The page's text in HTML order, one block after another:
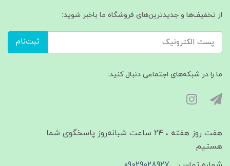
از تخفیف‌ها و جدیدترین‌های فروشگاه ما باخبر شوید:
ثبت‌نام
ما را در شبکه‌های اجتماعی دنبال کنید:
هفت روز هفته ، ۲۴ ساعت شبانه‌روز پاسخگوی شما
هستیم